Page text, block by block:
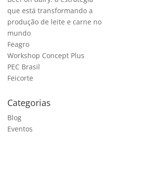
que está transformando a
produção de leite e carne no
mundo
Feagro
Workshop Concept Plus
PEC Brasil
Feicorte
Categorias
Blog
Eventos